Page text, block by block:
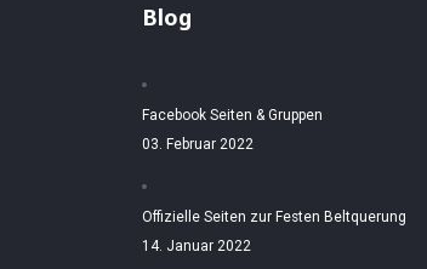
Blog
Facebook Seiten & Gruppen
03. Februar 2022
Offizielle Seiten zur Festen Beltquerung
14. Januar 2022